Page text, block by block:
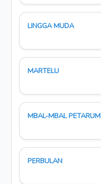
LINGGA MUDA
MARTELU
MBAL-MBAL PETARUM
PERBULAN